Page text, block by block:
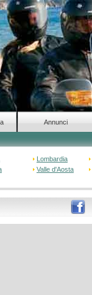
Annunci
Lombardia
Valle d'Aosta